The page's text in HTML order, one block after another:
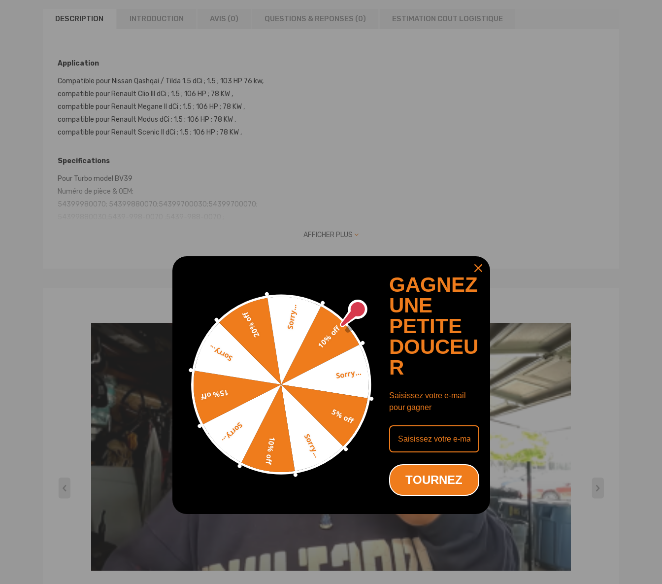
DESCRIPTION INTRODUCTION AVIS (0) QUESTIONS & REPONSES (0) ESTIMATION COUT LOGISTIQUE
Application
Compatible pour Nissan Qashqai / Tilda 1.5 dCi ; 1.5 ; 103 HP 76 kw,
compatible pour Renault Clio III dCi ; 1.5 ; 106 HP ; 78 KW ,
compatible pour Renault Megane II dCi ; 1.5 ; 106 HP ; 78 KW ,
compatible pour Renault Modus dCi ; 1.5 ; 106 HP ; 78 KW ,
compatible pour Renault Scenic II dCi ; 1.5 ; 106 HP ; 78 KW ,
Specifications
Pour Turbo model BV39
Numéro de pièce & OEM:
54399980070; 54399880070;54399700030;54399700070;
5439 988 0030; 5439 998 0070 ;1441100Q0F,
14411-00Q0F; 14411 00Q0F; 8200405203
-Garantie: 2 ans de garantie pour tout défaut de fabrication
-Condition:Neuf
-Meilleur prix, qualité supérieure
-Livrer rapidement
-Matériaux de haute qualité pour une grande durabilité et une longue durée de vie
-Instruction Ne sont pas inclus.installation professionnelle est recommandée
-Veuillez confirmer votre numéro de pièce d'origine avant d'acheter
-Contactez nous SVP pour tout ce que nous pouvons vous aider
AFFICHER PLUS
Recommended By
10% off
Sorry...
5% off
Sorry...
10% off
Sorry...
15% off
Sorry...
20% off Sorry...
GAGNEZ
UNE
PETITE
DOUCEU
R
Saisissez votre e-mail
pour gagner
TOURNEZ